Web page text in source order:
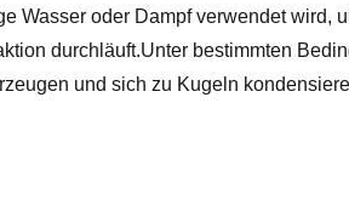
Wasser oder Dampf verwendet wird,
durchläuft.Unter bestimmten
und sich zu Kugeln